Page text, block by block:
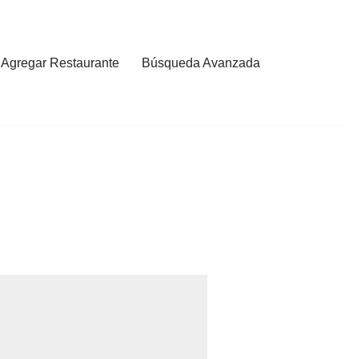
Agregar Restaurante Búsqueda Avanzada